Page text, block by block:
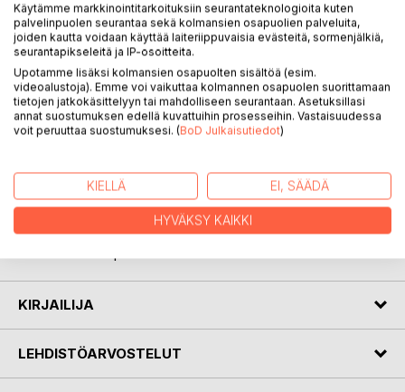
Helsinki-häpeä on romaani 00-luvun lopun Helsingistä,
itsenäistymisestä ja mieheksi kasvamisesta, unelmista ja
kaipuusta, erikoisuudentavoittelusta ja ulkopuolisuudesta,
kahviloista ja deittailusta. Helsinki-häpeä on raitiovaunujen
tapaan mutkissa kirskuva kirja niille, jotka tiedostavat
jossain syvällä sijaitsevan maalaisuutensa. Sitä voivat lukea
etenkin ne, jotka eivät ole unohtaneet kipuiluaan nuorina
Vertailukohtia teokselle voi löytää mm. seuraavista kirjoista:
Juhani Ahon Helsinkiin, Antti Röngän Jalat ilmassa, Joris-
Karl Huysmansin Vastahankaan ja Joel Lehtosen
KIRJAILIJA
LEHDISTÖARVOSTELUT
Käytämme markkinointitarkoituksiin seurantateknologioita kuten
palvelinpuolen seurantaa sekä kolmansien osapuolien palveluita,
joiden kautta voidaan käyttää laiteriippuvaisia evästeitä, sormenjälkiä,
seurantapikseleitä ja IP-osoitteita.
Upotamme lisäksi kolmansien osapuolten sisältöä (esim.
videoalustoja). Emme voi vaikuttaa kolmannen osapuolen suorittamaan
tietojen jatkokäsittelyyn tai mahdolliseen seurantaan. Asetuksillasi
annat suostumuksen edellä kuvattuihin prosesseihin. Vastaisuudessa
voit peruuttaa suostumuksesi. (BoD Julkaisutiedot)
KIELLÄ EI, SÄÄDÄ
HYVÄKSY KAIKKI